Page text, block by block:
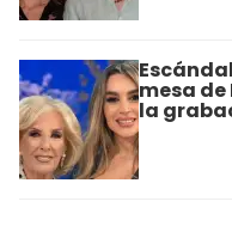
mesa de
la